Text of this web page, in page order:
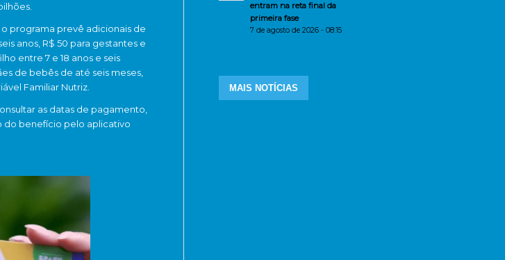
programa prevê adicionais de
anos, R$ 50 para gestantes e
entre 7 e 18 anos e seis
de bebês de até seis meses,
Familiar Nutriz.
as datas de pagamento,
do benefício pelo aplicativo
entram na reta final da
primeira fase
7 de agosto de 2026 - 08:15
MAIS NOTÍCIAS